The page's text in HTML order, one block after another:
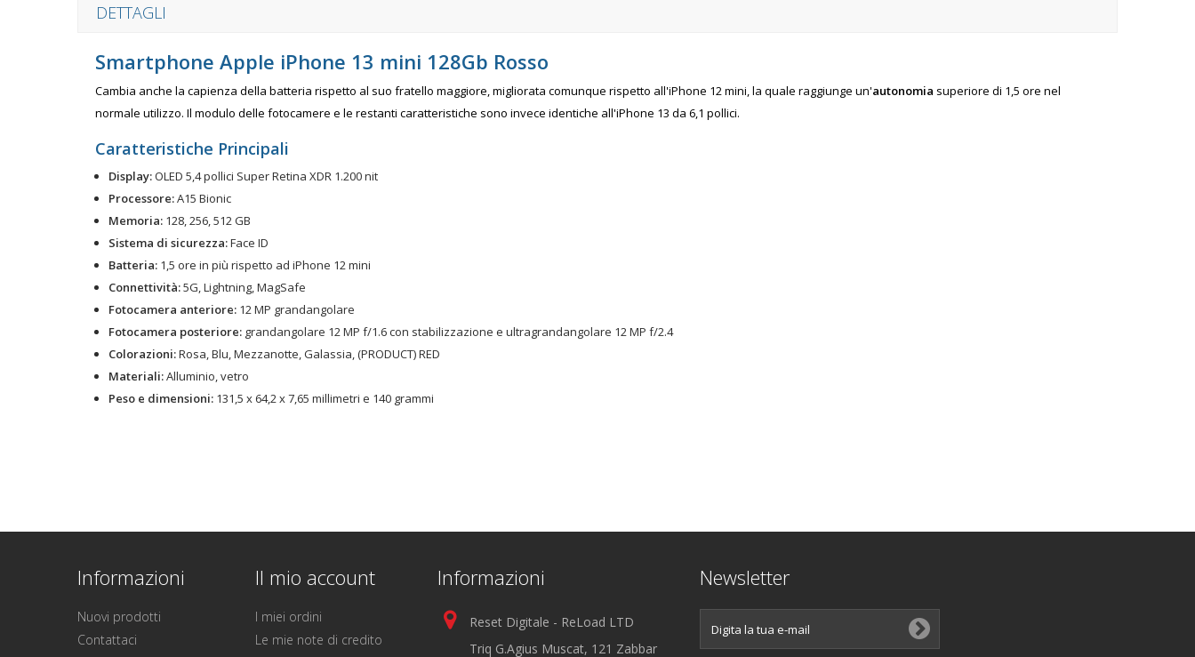
DETTAGLI
Smartphone Apple iPhone 13 mini 128Gb Rosso
Cambia anche la capienza della batteria rispetto al suo fratello maggiore, migliorata comunque rispetto all'iPhone 12 mini, la quale raggiunge un'autonomia superiore di 1,5 ore nel
normale utilizzo. Il modulo delle fotocamere e le restanti caratteristiche sono invece identiche all'iPhone 13 da 6,1 pollici.
Caratteristiche Principali
Display:OLED 5,4 pollici Super Retina XDR 1.200 nit
Processore:A15 Bionic
Memoria: 128, 256, 512 GB
Sistema di sicurezza:Face ID
Batteria: 1,5 ore in più rispetto ad iPhone 12 mini
Connettività:5G, Lightning, MagSafe
Fotocamera anteriore: 12 MP grandangolare
Fotocamera posteriore: grandangolare 12 MP f/1.6 con stabilizzazione e ultragrandangolare 12 MP f/2.4
Colorazioni:Rosa, Blu, Mezzanotte, Galassia, (PRODUCT) RED
Materiali:Alluminio, vetro
Peso e dimensioni: 131,5 x 64,2 x 7,65 millimetri e 140 grammi
Informazioni
Nuovi prodotti
Contattaci
Il mio account
I miei ordini
Le mie note di credito
Informazioni
Reset Digitale - ReLoad LTD
Triq G.Agius Muscat, 121 Zabbar
Newsletter